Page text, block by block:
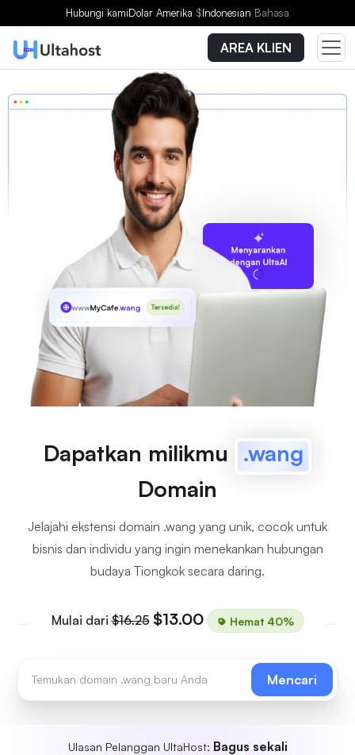
Hubungi kamiDolar Amerika $Indonesian Bahasa
AREA KLIEN
Menyarankan
dengan UltaAI
wwwMyCafe.wang Tersedia!
Dapatkan milikmu
.wang
Domain
Jelajahi ekstensi domain .wang yang unik, cocok untuk
bisnis dan individu yang ingin menekankan hubungan
budaya Tiongkok secara daring.
Mulai dari$16.25 $13.00 Hemat 40%
Mencari
Ulasan Pelanggan UltaHost: Bagus sekali